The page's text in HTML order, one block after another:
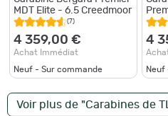
MDT Elite - 6.5 Creedmoor
(7)
4 359,00 €
Achat Immédiat
Neuf - Sur commande
- 6,5
4
Neuf
Voir plus de "Carabines de